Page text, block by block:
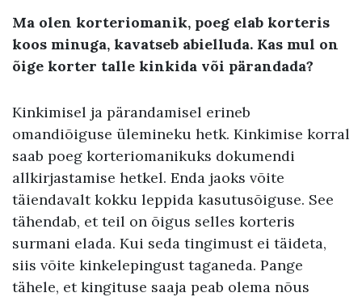
Ma olen korteriomanik, poeg elab korteris
koos minuga, kavatseb abielluda. Kas mul on
õige korter talle kinkida või pärandada?
Kinkimisel ja pärandamisel erineb
omandiõiguse ülemineku hetk. Kinkimise korral
saab poeg korteriomanikuks dokumendi
allkirjastamise hetkel. Enda jaoks võite
täiendavalt kokku leppida kasutusõiguse. See
tähendab, et teil on õigus selles korteris
surmani elada. Kui seda tingimust ei täideta,
siis võite kinkelepingust taganeda. Pange
tähele, et kingituse saaja peab olema nõus